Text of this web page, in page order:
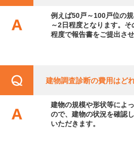
例えば50戸～100戸位の
～2日程度となります。
程度で報告書をご提出さ
建物調査診断の費用はど
建物の規模や形状等によ
ので、建物の状況を確認
いただきます。